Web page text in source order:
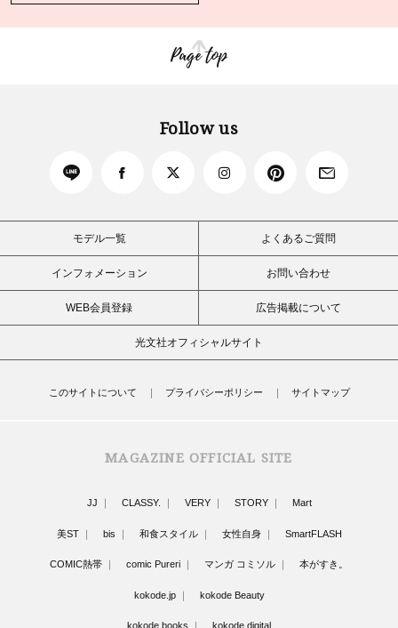
Page top
Follow us
モデル一覧 よくあるご質問
インフォメーション お問い合わせ
WEB会員登録 広告掲載について
光文社オフィシャルサイト
このサイトについて プライバシーポリシー サイトマップ
MAGAZINE OFFICIAL SITE
JJ CLASSY. VERY STORY Mart
美ST bis 和食スタイル 女性自身 SmartFLASH
COMIC熱帯 comic Pureri マンガ コミソル 本がすき。
kokode.jp kokode Beauty
kokode books kokode digital